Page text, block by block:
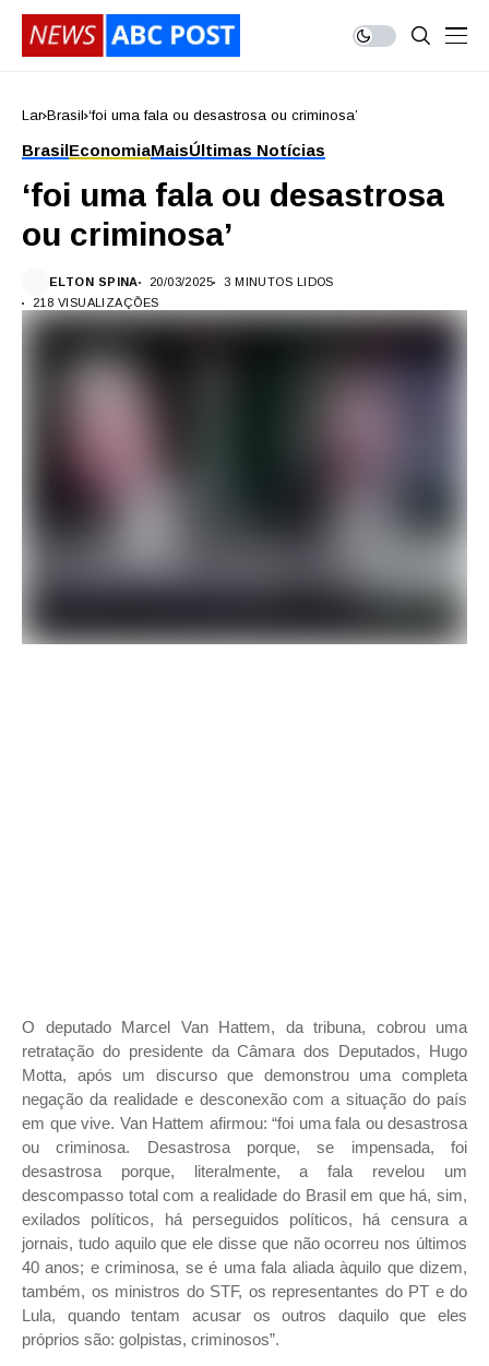
Lar Brasil ‘foi uma fala ou desastrosa ou criminosa’
BrasilEconomiaMaisÚltimas Notícias
‘foi uma fala ou desastrosa
ou criminosa’
ELTON SPINA 20/03/2025
3 MINUTOS LIDOS
218 VISUALIZAÇÕES
O deputado Marcel Van Hattem, da tribuna, cobrou uma
retratação do presidente da Câmara dos Deputados, Hugo
Motta, após um discurso que demonstrou uma completa
negação da realidade e desconexão com a situação do país
em que vive. Van Hattem afirmou: “foi uma fala ou desastrosa
ou criminosa. Desastrosa porque, se impensada, foi
desastrosa porque, literalmente, a fala revelou um
descompasso total com a realidade do Brasil em que há, sim,
exilados políticos, há perseguidos políticos, há censura a
jornais, tudo aquilo que ele disse que não ocorreu nos últimos
40 anos; e criminosa, se é uma fala aliada àquilo que dizem,
também, os ministros do STF, os representantes do PT e do
Lula, quando tentam acusar os outros daquilo que eles
próprios são: golpistas, criminosos”.